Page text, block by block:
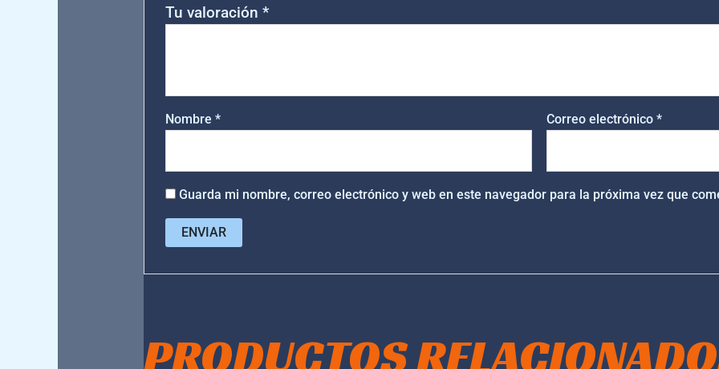
Tu valoración*
Nombre* Correo electrónico*
Guarda mi nombre, correo electrónico y web en este navegador para la próxima vez que
PRODUCTOS